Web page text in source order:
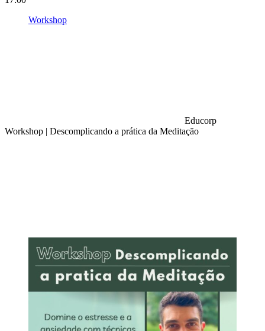
Workshop
Educorp
Workshop | Descomplicando a prática da Meditação